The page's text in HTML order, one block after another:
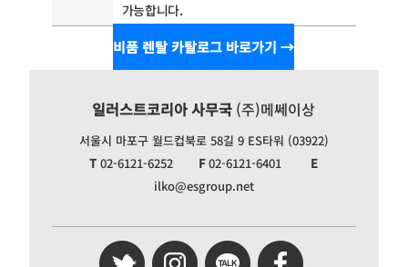
가능합니다.
비품 렌탈 카탈로그 바로가기 →
일러스트코리아 사무국 (주)메쎄이상
서울시 마포구 월드컵북로 58길 9 ES타워 (03922)
T 02-6121-6252 F02-6121-6401 E
ilko@esgroup.net